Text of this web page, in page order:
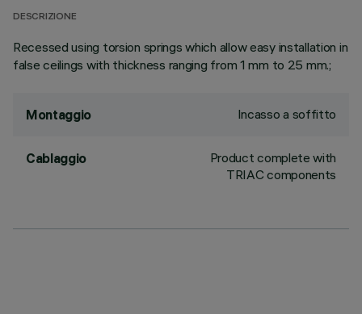
DESCRIZIONE
Recessed using torsion springs which allow easy installation in
false ceilings with thickness ranging from 1 mm to 25 mm.;
Montaggio Incasso a soffitto
Cablaggio
Product complete with
TRIAC components